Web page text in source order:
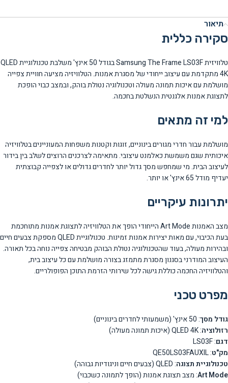
תיאור
סקירה כללית
טלוויזית Samsung The Frame LS03F בגודל 50 אינץ' משלבת טכנולוגיית QLED
4K מתקדמת עם עיצוב ייחודי של מסגרת אמנות. הטלוויזיה מציעה חוויית צפייה
מושלמת עם איכות תמונה מעולה וטכנולוגיה נטולת בוהק, ובמצב כבוי הופכת
לתצוגת אמנות אלגנטית הנשלטת בחכמה.
למי זה מתאים
מושלמת עבור חדרי מגורים בינוניים, זוגות וקטנות משפחות המעוניינים בטלוויזיה
איכותית שגם משמשת כאלמנט עיצובי. מתאימה לצרכנים הרוצים לשלב בין בידור
לעיצוב הבית. מי שמחפש מסך גדול יותר לחדרים גדולים או לצפייה קבוצתית
יעדיף מודל 65 אינץ' או יותר.
יתרונות עיקריים
מצב האמנות Art Mode הייחודי הופך את הטלוויזיה לתצוגת אמנות מתוחכמת
בעת הכיבוי, עם מאות יצירות אמנות זמינות. טכנולוגיית QLED מספקת צבעים חיים
ובהירות מעולה, בעוד שהטכנולוגיה נטולת הבוהק מבטיחה צפייה נוחה בכל תאורה.
העיצוב המודרני בסגנון מסגרת מתמזג בצורה מושלמת עם כל עיצוב בית,
והטלוויזיה החכמה כוללת גישה לכל שירותי הזרמת התוכן הפופולריים.
מפרט טכני
גודל מסך: 50 אינץ' (משמעותי לחדרים בינוניים)
רזולוציה: QLED 4K (איכות תמונה מעולה)
דגם: LS03F
מק"ט: QE50LS03FAUXIL
טכנולוגיית תצוגה: QLED (צבעים חיים וניגודיות גבוהה)
Art Mode: מצב תצוגת אמנות (הופך לתמונה כשכבוי)